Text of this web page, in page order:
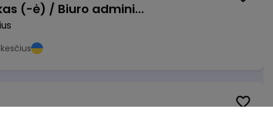
Pardavimų vadybininkas (-ė) / Biuro administratorius (-ė) (B2B)